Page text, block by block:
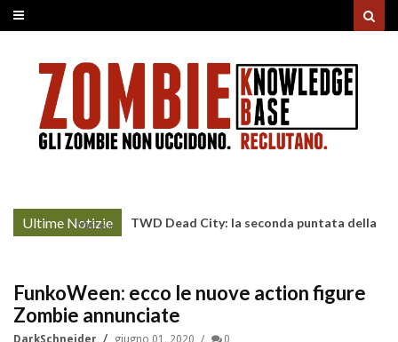
Ultime Notizie
More »
TWD Dead City: la seconda puntata della
FunkoWeen: ecco le nuove action figure
Zombie annunciate